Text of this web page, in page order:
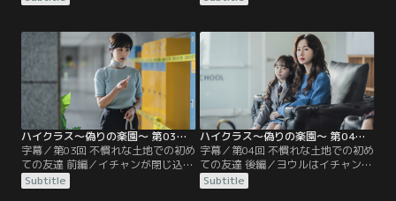
子イチャンは学校でいじめを受ける
っていた済州島のインターナショナ
ル校へ息子を転入させようと考える
が、入学面接の日、セレブな保護者
たちはヨウル母子を見下すような態
度を取る。ヨウルは招待状の送り主
が気になっていた。
は夫がイチャン名義で秘かに購入し
方、息子シウが補欠合格となったド
ヨンとPTA会長のジソンは、イチャ
ンが理事長特権で合格したと知り不
服に思う。そんななか、入学歓迎会
の夜にイチャンが意図的にロッカー
に閉じ込められて…。
ハイクラス～偽りの楽園～ 第03話／字幕
字幕／第03回 不慣れな土地での初め
ての友達 前編／イチャンが閉じ込め
られたロッカーは防犯カメラの死角
で手掛かりはなかったが、ヨウルは
Subtitle
ハイクラス～偽りの楽園～ 第04話／字幕
字幕／第04回 不慣れな土地での初め
ての友達 後編／ヨウルはイチャンを
同級生と遊ばせたいが、母親たちは
露骨に2人をないがしろにする。そ
Subtitle